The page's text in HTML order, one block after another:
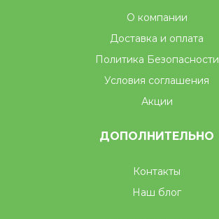
О компании
Доставка и оплата
Политика Безопасности
Условия соглашения
Акции
ДОПОЛНИТЕЛЬНО
Контакты
Наш блог